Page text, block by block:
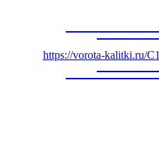
https://vorota-kalitki.ru/